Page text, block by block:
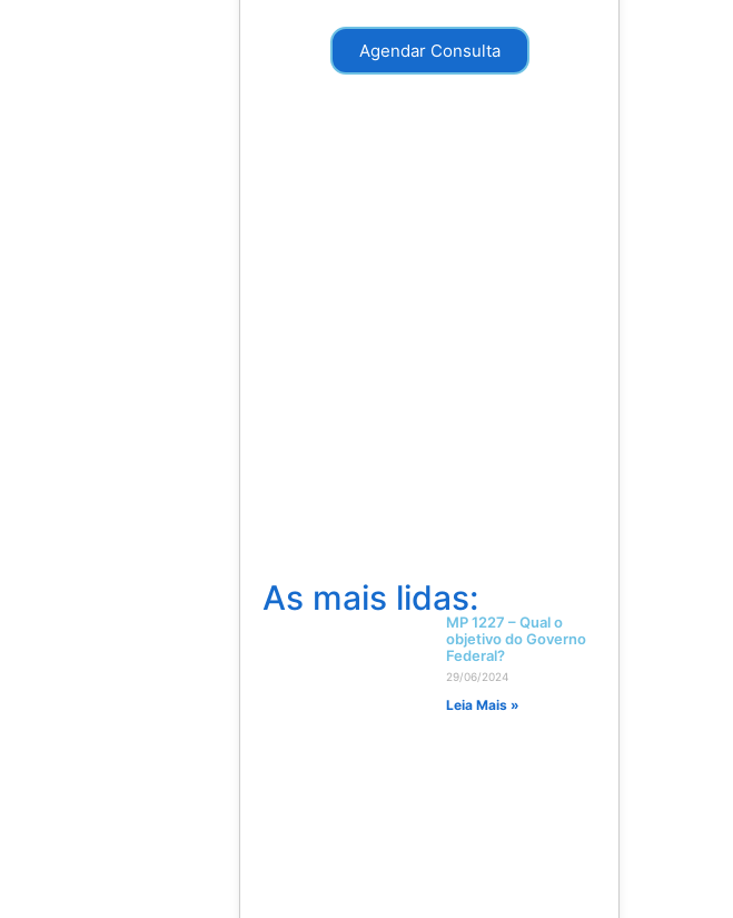
Agendar Consulta
As mais lidas:
MP 1227 – Qual o
objetivo do Governo
Federal?
29/06/2024
Leia Mais »